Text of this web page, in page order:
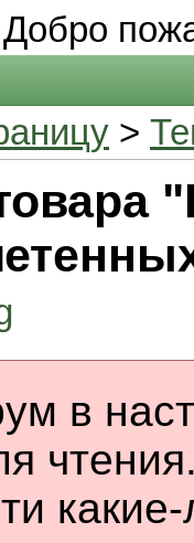
Добро
>
в